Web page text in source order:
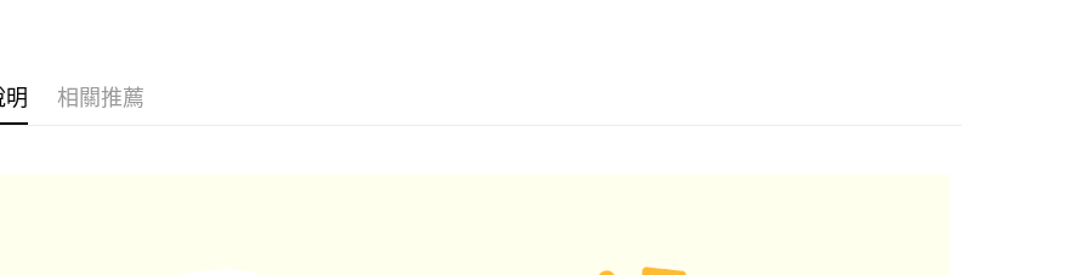
明 相關推薦